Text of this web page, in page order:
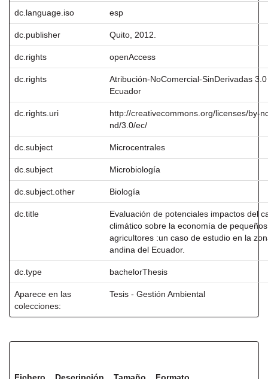
dc.language.iso esp
dc.publisher Quito, 2012.
dc.rights openAccess
dc.rights
Atribución-NoComercial-SinDerivadas 3.0
Ecuador
dc.rights.uri
http://creativecommons.org/licenses/by-
nd/3.0/ec/
dc.subject Microcentrales
dc.subject Microbiología
dc.subject.other Biología
dc.title
Evaluación de potenciales impactos del
climático sobre la economía de pequeños
agricultores :un caso de estudio en la
andina del Ecuador.
dc.type bachelorThesis
Aparece en las
colecciones:
Tesis - Gestión Ambiental